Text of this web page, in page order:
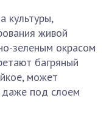
культуры,
живой
зеленым окрасом
багряный
может
даже под слоем